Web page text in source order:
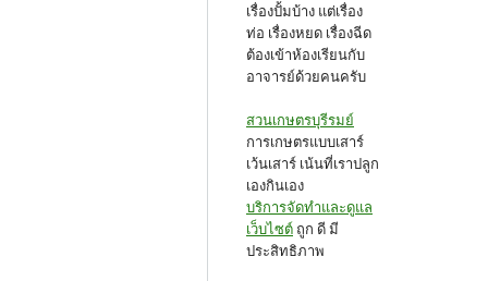
เรื่องปั้มบ้าง แต่เรื่อง
ท่อ เรื่องหยด เรื่องฉีด
ต้องเข้าห้องเรียนกับ
อาจารย์ด้วยคนครับ
สวนเกษตรบุรีรมย์
การเกษตรแบบเสาร์
เว้นเสาร์ เน้นที่เราปลูก
เองกินเอง
บริการจัดทำและดูแล
เว็บไซต์ ถูก ดี มี
ประสิทธิภาพ